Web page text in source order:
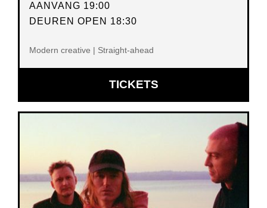
AANVANG 19:00
DEUREN OPEN 18:30
Modern creative | Straight-ahead
TICKETSOPENT
IN
VENSTER